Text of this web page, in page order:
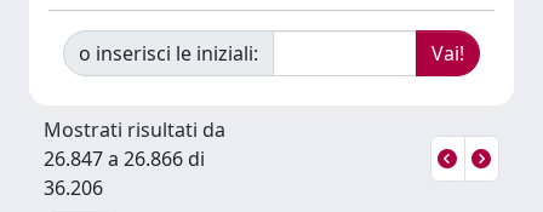
o inserisci le iniziali:
Mostrati risultati da
26.847 a 26.866 di
36.206